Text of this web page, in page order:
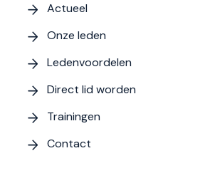
Actueel
Onze leden
Ledenvoordelen
Direct lid worden
Trainingen
Contact